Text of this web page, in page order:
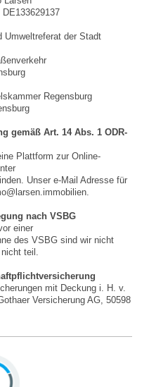
Umweltreferat der Stadt
Regensburg
gemäß Art. 14 Abs. 1 ODR-
Plattform zur Online-
Unser e-Mail Adresse für
nach VSBG
einer
des VSBG sind wir nicht
teil.
mit Deckung i. H. v.
Versicherung AG, 50598